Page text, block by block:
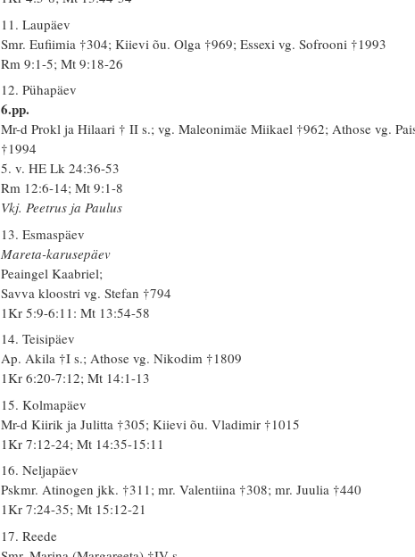
11. Laupäev
Smr. Eufiimia †304; Kiievi õu. Olga †969; Essexi vg. Sofrooni †1993
Rm 9:1-5; Mt 9:18-26
12. Pühapäev
6.pp.
Mr-d Prokl ja Hilaari † II s.; vg. Maleonimäe Miikael †962; Athose vg.
†1994
5. v. HE Lk 24:36-53
Rm 12:6-14; Mt 9:1-8
Vkj. Peetrus ja Paulus
13. Esmaspäev
Mareta-karusepäev
Peaingel Kaabriel;
Savva kloostri vg. Stefan †794
1Kr 5:9-6:11: Mt 13:54-58
14. Teisipäev
Ap. Akila †I s.; Athose vg. Nikodim †1809
1Kr 6:20-7:12; Mt 14:1-13
15. Kolmapäev
Mr-d Kiirik ja Julitta †305; Kiievi õu. Vladimir †1015
1Kr 7:12-24; Mt 14:35-15:11
16. Neljapäev
Pskmr. Atinogen jkk. †311; mr. Valentiina †308; mr. Juulia †440
1Kr 7:24-35; Mt 15:12-21
17. Reede